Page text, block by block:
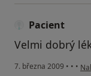
Pacient
Velmi dobrý
7. března 2009 • • •